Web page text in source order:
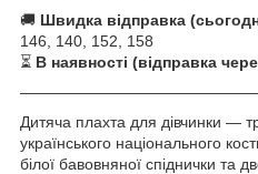
🚚 Швидка відправка
146, 140, 152, 158
⏳ В наявності (відправка
Дитяча плахта для дівчинки —
українського національного
білої бавовняної спіднички та